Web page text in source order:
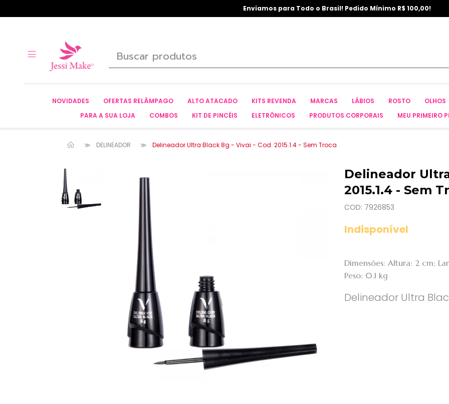
Enviamos para Todo o Brasil! Pedido Mínimo R$ 100,00!
NOVIDADES OFERTAS RELÂMPAGO ALTO ATACADO KITS REVENDA MARCAS LÁBIOS ROSTO
OLHOS
PARA A SUA LOJA
COMBOS KIT DE PINCÉIS ELETRÔNICOS PRODUTOS CORPORAIS MEU PRIMEIRO
DELINEADOR Delineador Ultra Black 8g - Vivai - Cod. 2015.1.4 - Sem Troca
Delineador
2015.1.4 - Sem
COD: 7926853
Indisponível
Dimensões: Altura: 2 cm;
Peso: 0.1 kg
Delineador Ultra